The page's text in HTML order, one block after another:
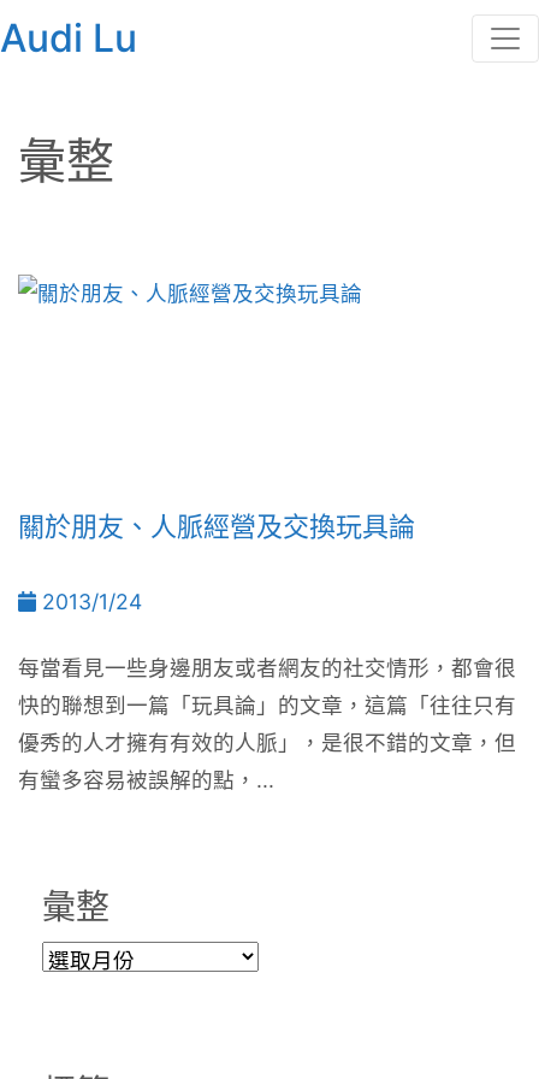
Audi Lu
彙整
關於朋友、人脈經營及交換玩具論
2013/1/24
每當看見一些身邊朋友或者網友的社交情形，都會很
快的聯想到一篇「玩具論」的文章，這篇「往往只有
優秀的人才擁有有效的人脈」，是很不錯的文章，但
有蠻多容易被誤解的點，...
彙整
彙